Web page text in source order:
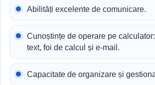
Abilități excelente de comunicare.
Cunoștințe de operare pe
text, foi de calcul și e-mail.
Capacitate de organizare și